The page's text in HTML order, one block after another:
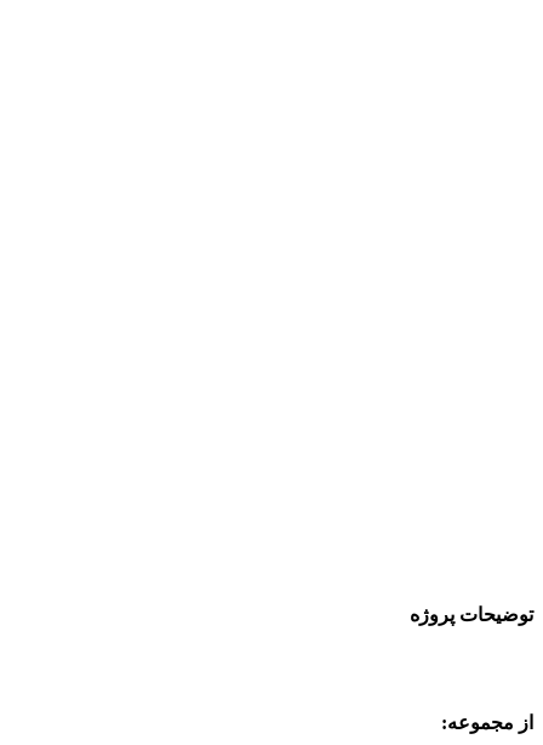
توضیحات پروژه
از مجموعه: